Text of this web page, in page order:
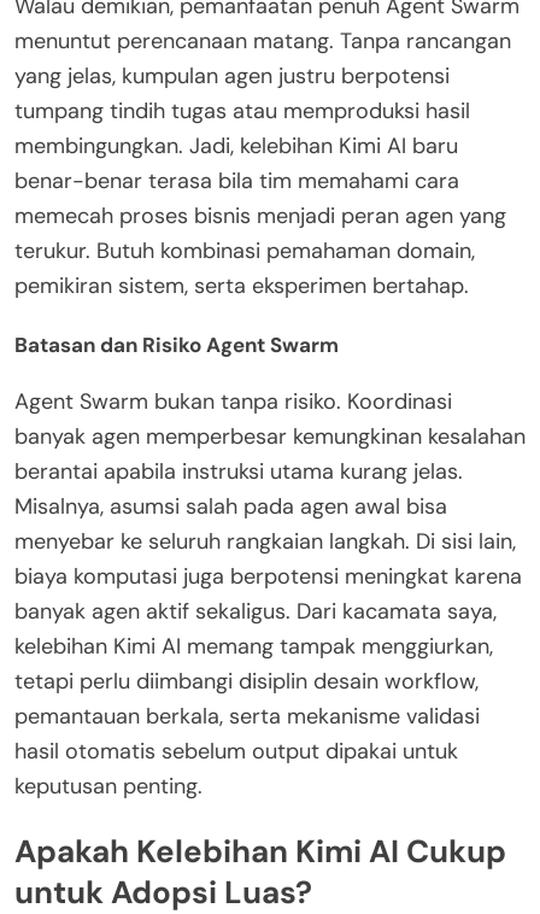
Walau demikian, pemanfaatan penuh Agent Swarm
menuntut perencanaan matang. Tanpa rancangan
yang jelas, kumpulan agen justru berpotensi
tumpang tindih tugas atau memproduksi hasil
membingungkan. Jadi, kelebihan Kimi AI baru
benar-benar terasa bila tim memahami cara
memecah proses bisnis menjadi peran agen yang
terukur. Butuh kombinasi pemahaman domain,
pemikiran sistem, serta eksperimen bertahap.
Batasan dan Risiko Agent Swarm
Agent Swarm bukan tanpa risiko. Koordinasi
banyak agen memperbesar kemungkinan kesalahan
berantai apabila instruksi utama kurang jelas.
Misalnya, asumsi salah pada agen awal bisa
menyebar ke seluruh rangkaian langkah. Di sisi lain,
biaya komputasi juga berpotensi meningkat karena
banyak agen aktif sekaligus. Dari kacamata saya,
kelebihan Kimi AI memang tampak menggiurkan,
tetapi perlu diimbangi disiplin desain workflow,
pemantauan berkala, serta mekanisme validasi
hasil otomatis sebelum output dipakai untuk
keputusan penting.
Apakah Kelebihan Kimi AI Cukup
untuk Adopsi Luas?